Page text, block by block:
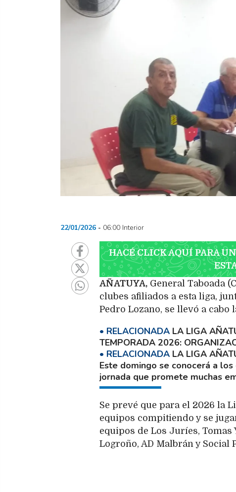
22/01/2026 06:00 Interior
HACÉ CLICK AQUÍ PARA
AÑATUYA, General Taboada
clubes afiliados a esta liga,
Pedro Lozano, se llevó a
LA LIGA
TEMPORADA 2026
LA LIGA
Este domingo se conocerá a
jornada que promete muchas
Se prevé que para el 2026 la
equipos compitiendo y se
equipos de Los Juríes, Tomas
Logroño, AD Malbrán y Social